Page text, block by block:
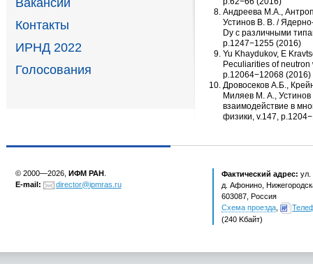
Контакты
ИРНД 2022
Голосования
Андреева М.А.,
Устинов В. В./ Ядерно-
Dy c различными
p.1247−1255 (2016)
Yu Khaydukov, E
Peculiarities of
p.12064−12068 (2016)
Дровосеков А.Б.,
Миляев М. А.,
взаимодействие в
физики, v.147,
© 2000—2026, ИФМ РАН
E-mail:
director@ipmras.ru
Фактический адрес: ул.
д. Афонино,
603087, Россия
Схема проезда
(240 Kбайт)